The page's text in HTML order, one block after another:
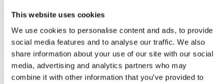
This website uses cookies
We use cookies to personalise content and ads, to provide
social media features and to analyse our traffic. We also
share information about your use of our site with our social
media, advertising and analytics partners who may
combine it with other information that you’ve provided to